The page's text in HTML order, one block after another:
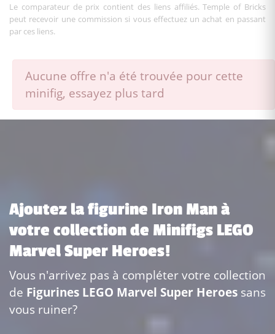
Le comparateur de prix contient des liens affiliés. Temple of Bricks
peut recevoir une commission si vous effectuez un achat en passant
par ces liens.
Aucune offre n'a été trouvée pour cette
minifig, essayez plus tard
Ajoutez la figurine Iron Man à
votre collection de Minifigs LEGO
Marvel Super Heroes!
Vous n'arrivez pas à compléter votre collection
de Figurines LEGO Marvel Super Heroes sans
vous ruiner?